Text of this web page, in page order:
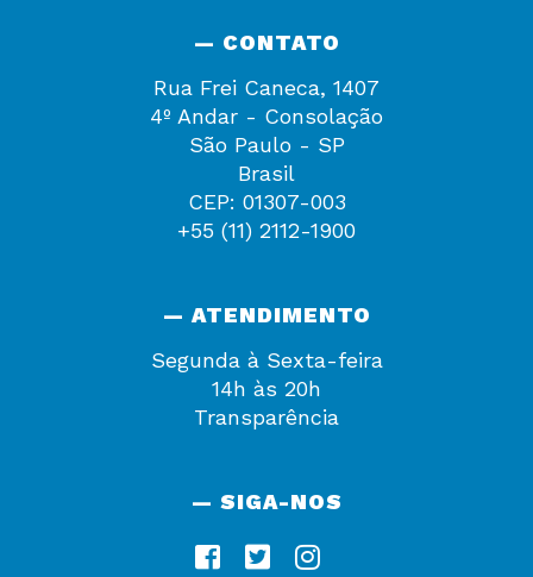
— CONTATO
Rua Frei Caneca, 1407
4º Andar - Consolação
São Paulo - SP
Brasil
CEP: 01307-003
+55 (11) 2112-1900
— ATENDIMENTO
Segunda à Sexta-feira
14h às 20h
Transparência
— SIGA-NOS